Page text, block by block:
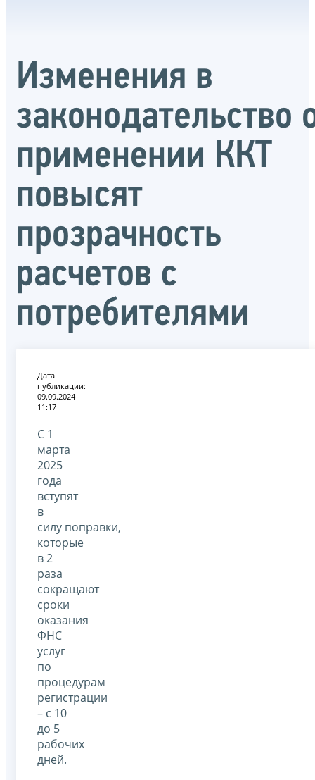
Изменения в
законодательство
применении ККТ
повысят
прозрачность
расчетов с
потребителями
Дата
публикации:
09.09.2024
11:17
С 1
марта
2025
года
вступят
в
силу поправки,
которые
в 2
раза
сокращают
сроки
оказания
ФНС
услуг
по
процедурам
регистрации
– с 10
до 5
рабочих
дней.